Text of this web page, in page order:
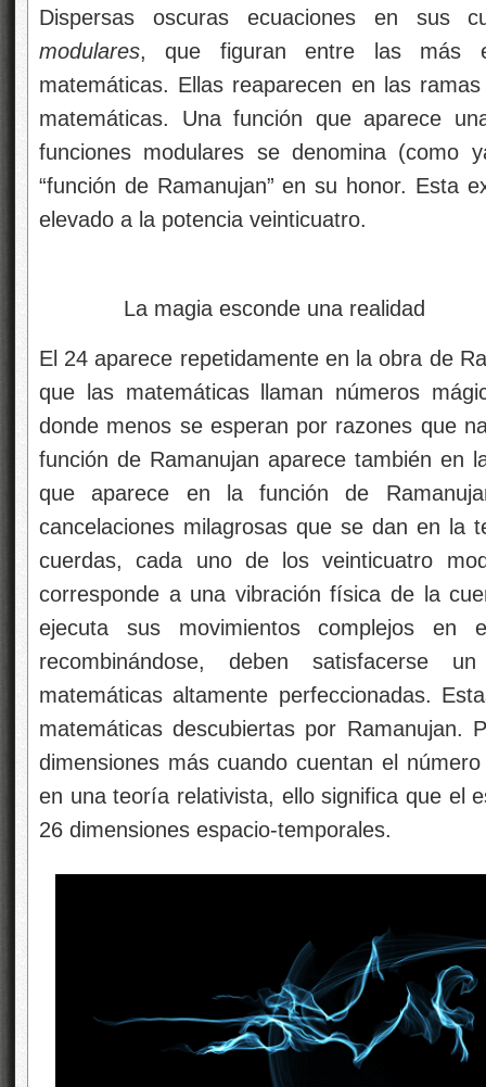
Dispersas oscuras ecuaciones en sus
modulares, que figuran entre las más
matemáticas. Ellas reaparecen en las
matemáticas. Una función que aparece
funciones modulares se denomina
“función de Ramanujan” en su honor. Esta
elevado a la potencia veinticuatro.
La magia esconde una realidad
El 24 aparece repetidamente en la obra de
que las matemáticas llaman números
donde menos se esperan por razones que
función de Ramanujan aparece también en
que aparece en la función de
cancelaciones milagrosas que se dan en
cuerdas, cada uno de los veinticuatro
corresponde a una vibración física de la
ejecuta sus movimientos complejos en
recombinándose, deben satisfacerse
matemáticas altamente perfeccionadas.
matemáticas descubiertas por Ramanujan.
dimensiones más cuando cuentan el
en una teoría relativista, ello significa que el
26 dimensiones espacio-temporales.